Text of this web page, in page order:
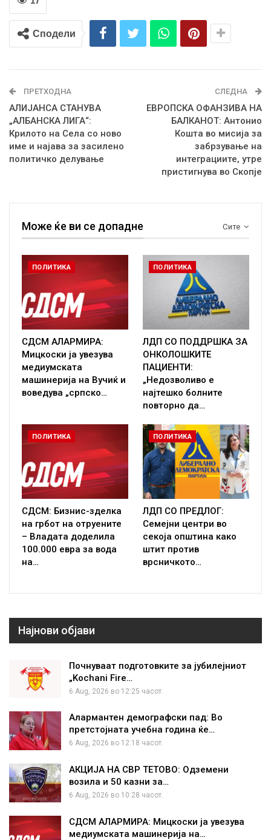
Сподели
ПРЕТХОДНА
АЛИЈАНСА СТАНУВА
„АЛБАНСКА ЛИГА“:
Крилото на Села со ново
име и најава за засилено
политичко делување
СЛЕДНА
ЕВРОПСКА ОФАНЗИВА НА
БАЛКАНОТ: Антонио
Кошта во мисија за
забрзување на
интеграциите, утре
пристигнува во Скопје
Сите
Може ќе ви се допадне
ПОЛИТИКА
СДСМ АЛАРМИРА:
Мицкоски ја увезува
медиумската
машинерија на Вучиќ и
воведува „српско…
ПОЛИТИКА
ЛДП СО ПОДДРШКА ЗА
ОНКОЛОШКИТЕ
ПАЦИЕНТИ:
„Недозволиво е
најтешко болните
повторно да…
ПОЛИТИКА
СДСМ: Бизнис-зделка
на грбот на отруените
– Владата доделила
100.000 евра за вода
на…
ПОЛИТИКА
ЛДП СО ПРЕДЛОГ:
Семејни центри во
секоја општина како
штит против
врсничкото…
Најнови објави
Почнуваат подготовките за јубилејниот
„Kochani Fire…
6 Aug, 2026 во 12:25 часот.
Алармантен демографски пад: Во
претстојната учебна година ќе…
6 Aug, 2026 во 12:18 часот.
АКЦИЈА НА СВР ТЕТОВО: Одземени
возила и 50 казни за…
6 Aug, 2026 во 10:28 часот.
СДСМ АЛАРМИРА: Мицкоски ја увезува
медиумската машинерија на…